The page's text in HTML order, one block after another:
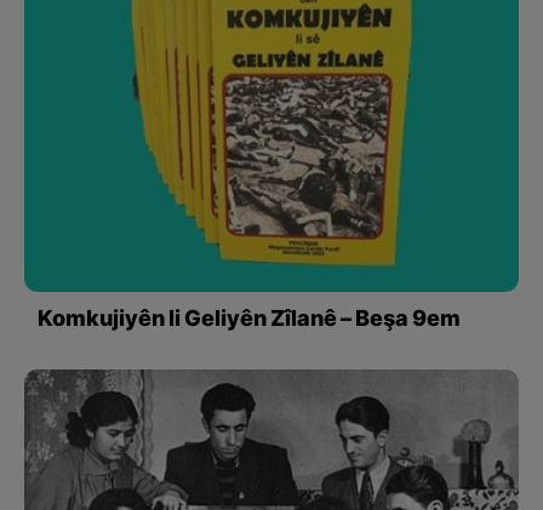
Komkujiyên li Geliyên Zîlanê – Beşa 9em